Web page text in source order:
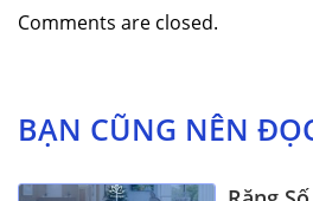
Comments are closed.
BẠN CŨNG NÊN